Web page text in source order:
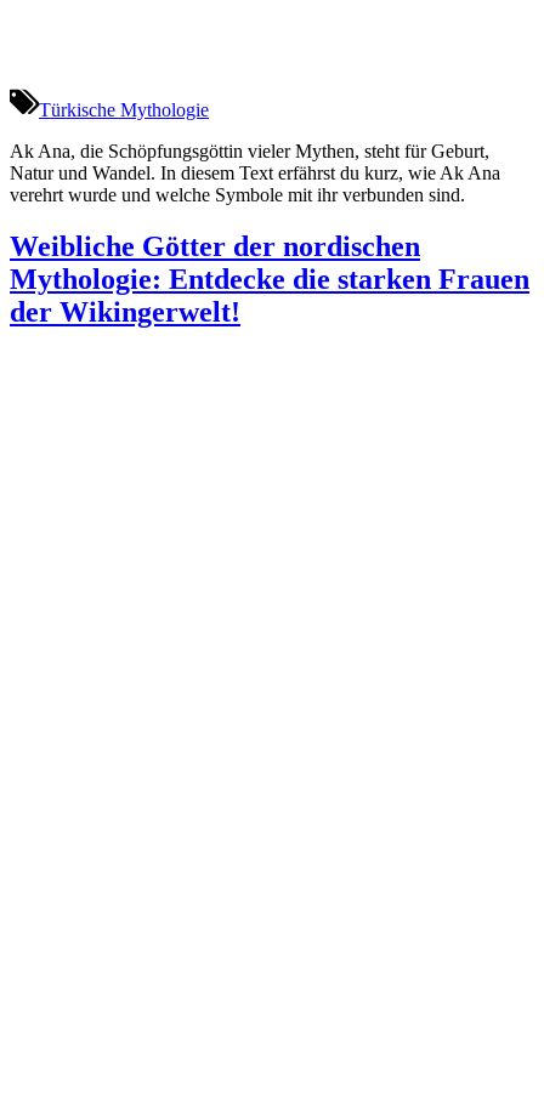
Türkische Mythologie
Ak Ana, die Schöpfungsgöttin vieler Mythen, steht für Geburt,
Natur und Wandel. In diesem Text erfährst du kurz, wie Ak Ana
verehrt wurde und welche Symbole mit ihr verbunden sind.
Weibliche Götter der nordischen
Mythologie: Entdecke die starken Frauen
der Wikingerwelt!